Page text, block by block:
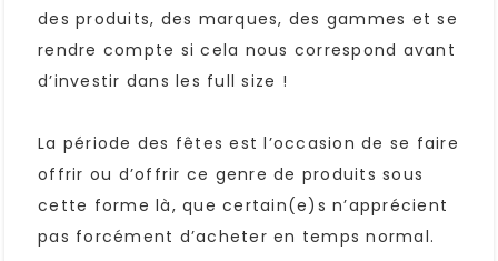
des produits, des marques, des gammes et se
rendre compte si cela nous correspond avant
d’investir dans les full size !
La période des fêtes est l’occasion de se faire
offrir ou d’offrir ce genre de produits sous
cette forme là, que certain(e)s n’apprécient
pas forcément d’acheter en temps normal.